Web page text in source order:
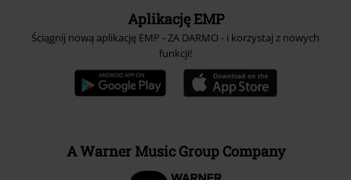
Aplikację EMP
Ściągnij nową aplikację EMP - ZA DARMO - i korzystaj z nowych
funkcji!
A Warner Music Group Company